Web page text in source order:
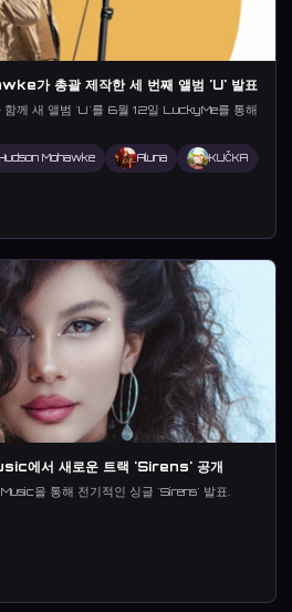
가 총괄 제작한 세 번째 앨범 'U' 발표
함께 새 앨범 'U'를 6월 12일 LuckyMe를 통해
Mohawke Aluna KUČKA
에서 새로운 트랙 'Sirens' 공개
을 통해 전기적인 싱글 'Sirens' 발표.